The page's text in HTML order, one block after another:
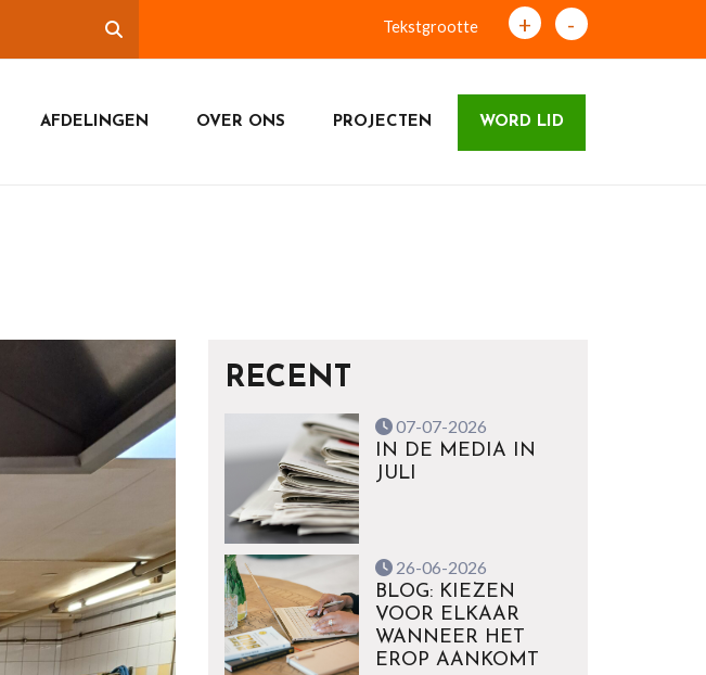
Tekstgrootte + -
AFDELINGEN OVER ONS PROJECTEN WORD LID
RECENT
07-07-2026
IN DE MEDIA IN
JULI
26-06-2026
BLOG: KIEZEN
VOOR ELKAAR
WANNEER HET
EROP AANKOMT